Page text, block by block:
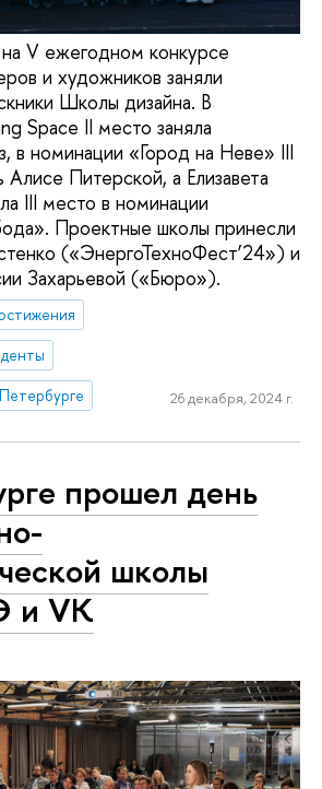
V ежегодном конкурсе
и художников заняли
Школы дизайна. В
Space II место заняла
в номинации «Город на Неве» III
Питерской, а Елизавета
III место в номинации
Проектные школы принесли
(«ЭнергоТехноФест’24») и
Захарьевой («Бюро»).
26 декабря, 2024 г.
прошел день
школы
VK